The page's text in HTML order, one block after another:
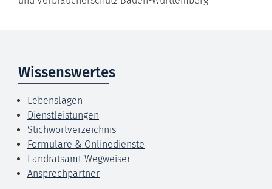
Wissenswertes
Lebenslagen
Dienstleistungen
Stichwortverzeichnis
Formulare & Onlinedienste
Landratsamt-Wegweiser
Ansprechpartner